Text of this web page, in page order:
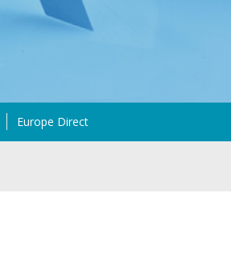
Europe Direct